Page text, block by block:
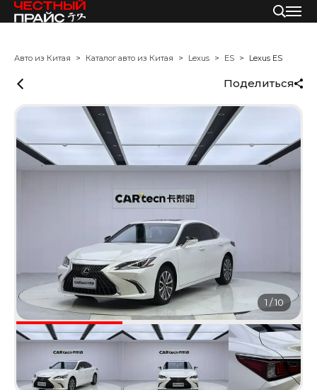
Авто из Китая Каталог авто из Китая Lexus ES Lexus ES
Поделиться
1 /10